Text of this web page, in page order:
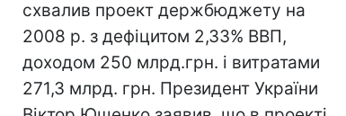
схвалив проект держбюджету на
2008 р. з дефіцитом 2,33% ВВП,
доходом 250 млрд.грн. і витратами
271,3 млрд. грн. Президент України